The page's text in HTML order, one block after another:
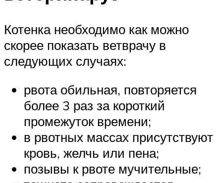
Котенка необходимо как можно
скорее показать ветврачу в
следующих случаях:
рвота обильная, повторяется
более 3 раз за короткий
промежуток времени;
в рвотных массах присутствуют
кровь, желчь или пена;
позывы к рвоте мучительные;